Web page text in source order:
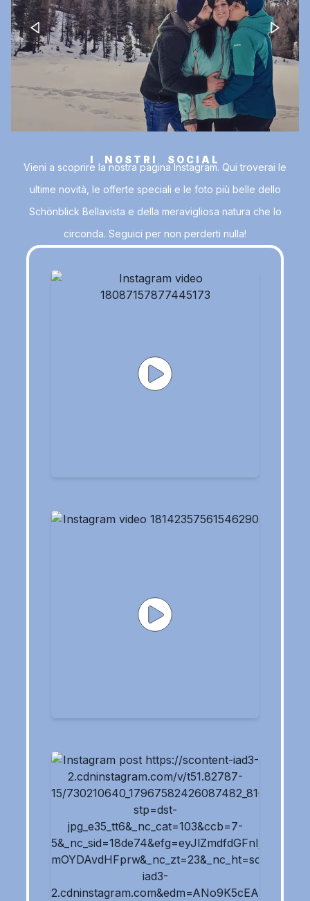
I NOSTRI SOCIAL
Vieni a scoprire la nostra pagina Instagram. Qui troverai le
ultime novità, le offerte speciali e le foto più belle dello
Schönblick Bellavista e della meravigliosa natura che lo
circonda. Seguici per non perderti nulla!